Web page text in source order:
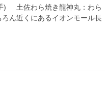
) 土佐わら焼き龍神丸：わら
ん近くにあるイオンモール長